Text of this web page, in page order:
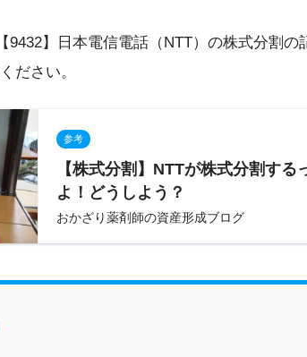
9432】日本電信電話（NTT）の株式分割
ださい。
参考
【株式分割】NTTが株式分割する
よ！どうしよう？
おかざり薬剤師の資産形成ブログ